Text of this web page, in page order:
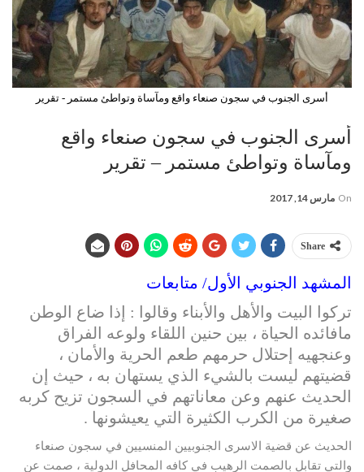
أسرى الجنوب في سجون صنعاء واقع ومآساة وتواطئ مستمر - تقرير
أسرى الجنوب في سجون صنعاء واقع
ومآساة وتواطئ مستمر – تقرير
On مارس 14, 2017
Share
المشهد الجنوبي الأول/ متابعات
تركوا البيت والأهل والأبناء وقالوا : إذا ضاع الوطن
مافائده الحياة ، بين حنين اللقاء ولوعه الفراق
وعنجهيه إحتلال حرمهم طعم الحرية والأمان ،
قضيتهم ليست بالشيء الذي يستهان به ، حيث إن
الحديث عنهم وعن معاناتهم في السجون تزيح كربه
صغيرة من الكرب الكثيرة التي يعيشونها .
الحديث عن قضية الاسرى الجنوبيين المنسيين في سجون صنعاء
والتي تقابل بالصمت الرهيب في كافه المحافل الدولية ، صمت عن